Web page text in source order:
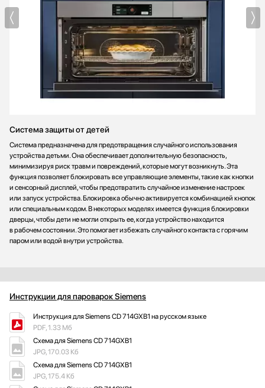
Система защиты от детей
Система предназначена для предотвращения случайного использования
устройства детьми. Она обеспечивает дополнительную безопасность,
минимизируя риск травм и повреждений, которые могут возникнуть. Эта
функция позволяет блокировать все управляющие элементы, такие как кнопки
и сенсорный дисплей, чтобы предотвратить случайное изменение настроек
или запуск устройства. Блокировка обычно активируется комбинацией кнопок
или специальным кодом. В некоторых моделях имеется функция блокировки
дверцы, чтобы дети не могли открыть ее, когда устройство находится
в рабочем состоянии. Это помогает избежать случайного контакта с горячим
паром или водой внутри устройства.
Инструкции для пароварок Siemens
Инструкция для Siemens CD 714GXB1 на русском языке
PDF, 1.33 Мб
Схема для Siemens CD 714GXB1
JPG, 170.03 Кб
Схема для Siemens CD 714GXB1
JPG, 175.4 Кб